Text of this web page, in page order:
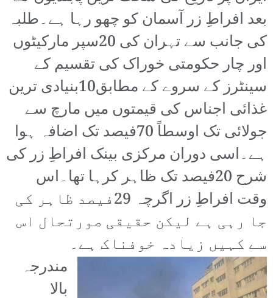
بعد افراطِ زر آسمان کو چھو رہا ہے۔طلبہ
کی جانب سے تہران کی 20سپر مارکیٹوں
اور چار حکومتی خوراک کی تقسیم کے
سینٹرز کے سروے کے مطابق10بنیادی ترین
غذائی اجناس کی قیمتوں میں مارچ سے
جولائی تک اوسطاً 70فیصد تک اضافہ ہوا
ہے۔اسی دوران مرکزی بینک افراطِ زر کی
شرح 20فیصد تک ظاہر کرہا تھا۔اس
وقت افراطِ زر اگرچہ 29فیصد ظاہر کی
جا رہی ہے لیکن حقیقی صورتحال اس
سے کہیں زیادہ خوفناک ہے۔
مندرجہ
بالا